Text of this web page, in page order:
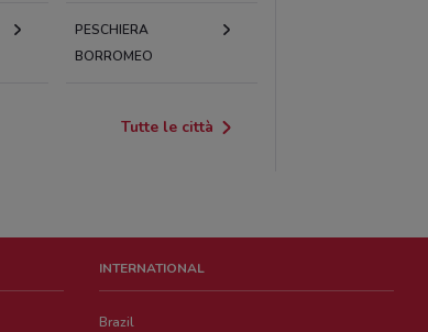
PESCHIERA
BORROMEO
Tutte le città
INTERNATIONAL
Brazil